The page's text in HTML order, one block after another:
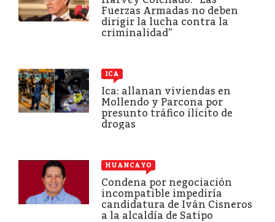
Fuerzas Armadas no deben
dirigir la lucha contra la
criminalidad”
ICA
Ica: allanan viviendas en
Mollendo y Parcona por
presunto tráfico ilícito de
drogas
HUANCAYO
Condena por negociación
incompatible impediría
candidatura de Iván Cisneros
a la alcaldía de Satipo